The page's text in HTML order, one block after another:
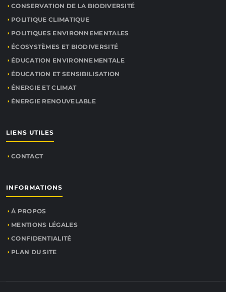
CONSERVATION DE LA BIODIVERSITÉ
POLITIQUE CLIMATIQUE
POLITIQUES ENVIRONNEMENTALES
ÉCOSYSTÈMES ET BIODIVERSITÉ
ÉDUCATION ENVIRONNEMENTALE
ÉDUCATION ET SENSIBILISATION
ÉNERGIE ET CLIMAT
ÉNERGIE RENOUVELABLE
LIENS UTILES
CONTACT
INFORMATIONS
À PROPOS
MENTIONS LÉGALES
CONFIDENTIALITÉ
PLAN DU SITE